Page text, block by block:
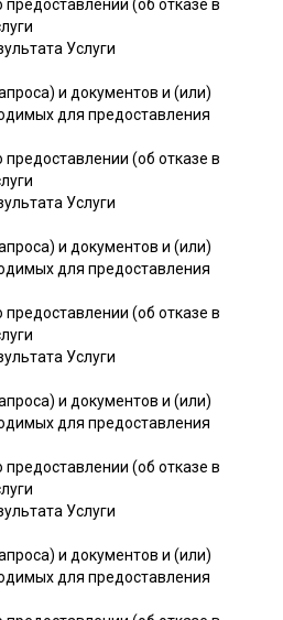
(об отказе в
Услуги
и документов и (или)
для предоставления
(об отказе в
Услуги
и документов и (или)
для предоставления
(об отказе в
Услуги
и документов и (или)
для предоставления
(об отказе в
Услуги
и документов и (или)
для предоставления